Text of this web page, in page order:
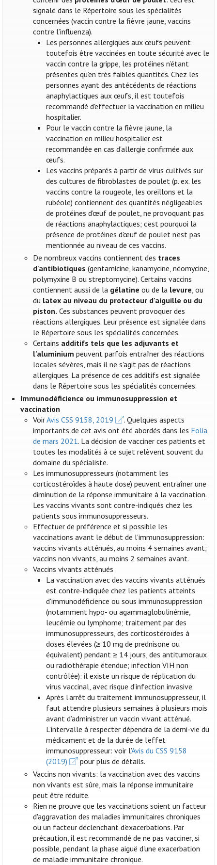
signalé dans le Répertoire sous les spécialités
concernées (vaccin contre la fièvre jaune, vaccins
contre l’influenza).
Les personnes allergiques aux œufs peuvent
toutefois être vaccinées en toute sécurité avec le
vaccin contre la grippe, les protéines n’étant
présentes qu’en très faibles quantités. Chez les
personnes ayant des antécédents de réactions
anaphylactiques aux œufs, il est toutefois
recommandé d'effectuer la vaccination en milieu
hospitalier.
Pour le vaccin contre la fièvre jaune, la
vaccination en milieu hospitalier est
recommandée en cas d'allergie confirmée aux
œufs.
Les vaccins préparés à partir de virus cultivés sur
des cultures de fibroblastes de poulet (p. ex. les
vaccins contre la rougeole, les oreillons et la
rubéole) contiennent des quantités négligeables
de protéines d'œuf de poulet, ne provoquant pas
de réactions anaphylactiques; c'est pourquoi la
présence de protéines d'œuf de poulet n'est pas
mentionnée au niveau de ces vaccins.
De nombreux vaccins contiennent des traces
d'antibiotiques (gentamicine, kanamycine, néomycine,
polymyxine B ou streptomycine). Certains vaccins
contiennent aussi de la gélatine ou de la levure, ou
du latex au niveau du protecteur d'aiguille ou du
piston. Ces substances peuvent provoquer des
réactions allergiques. Leur présence est signalée dans
le Répertoire sous les spécialités concernées.
Certains additifs tels que les adjuvants et
l'aluminium peuvent parfois entraîner des réactions
locales sévères, mais il ne s'agit pas de réactions
allergiques. La présence de ces additifs est signalée
dans le Répertoire sous les spécialités concernées.
Immunodéficience ou immunosuppression et
vaccination
VoirAvis CSS 9158, 2019
. Quelques aspects
importants de cet avis ont été abordés dans les Folia
de mars 2021. La décision de vacciner ces patients et
toutes les modalités à ce sujet relèvent souvent du
domaine du spécialiste.
Les immunosuppresseurs (notamment les
corticostéroïdes à haute dose) peuvent entraîner une
diminution de la réponse immunitaire à la vaccination.
Les vaccins vivants sont contre-indiqués chez les
patients sous immunosuppresseurs.
Effectuer de préférence et si possible les
vaccinations avant le début de l'immunosuppression:
vaccins vivants atténués, au moins 4 semaines avant;
vaccins non vivants, au moins 2 semaines avant.
Vaccins vivants atténués
La vaccination avec des vaccins vivants atténués
est contre-indiquée chez les patients atteints
d'immunodéficience ou sous immunosuppression
(notamment hypo- ou agammaglobulinémie,
leucémie ou lymphome; traitement par des
immunosuppresseurs, des corticostéroïdes à
doses élevées (≥ 10 mg de prednisone ou
équivalent) pendant ≥ 14 jours, des antitumoraux
ou radiothérapie étendue; infection VIH non
contrôlée): il existe un risque de réplication du
virus vaccinal, avec risque d'infection invasive.
Après l'arrêt du traitement immunosuppresseur, il
faut attendre plusieurs semaines à plusieurs mois
avant d’administrer un vaccin vivant atténué.
L’intervalle à respecter dépendra de la demi-vie du
médicament et de la durée de l'effet
immunosuppresseur: voir l’Avis du CSS 9158
(2019)
pour plus de détails.
Vaccins non vivants: la vaccination avec des vaccins
non vivants est sûre, mais la réponse immunitaire
peut être réduite.
Rien ne prouve que les vaccinations soient un facteur
d'aggravation des maladies immunitaires chroniques
ou un facteur déclenchant d'exacerbations. Par
précaution, il est recommandé de ne pas vacciner, si
possible, pendant la phase aiguë d'une exacerbation
de maladie immunitaire chronique.